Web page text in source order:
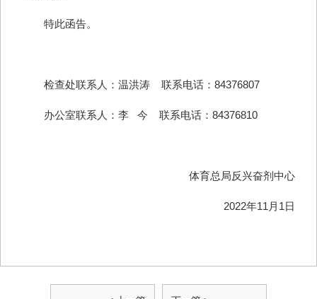
特此函告。
检查处联系人：温洪涛 联系电话：84376807
办公室联系人：李 今 联系电话：84376810
体育总局反兴奋剂中心
2022年11月1日